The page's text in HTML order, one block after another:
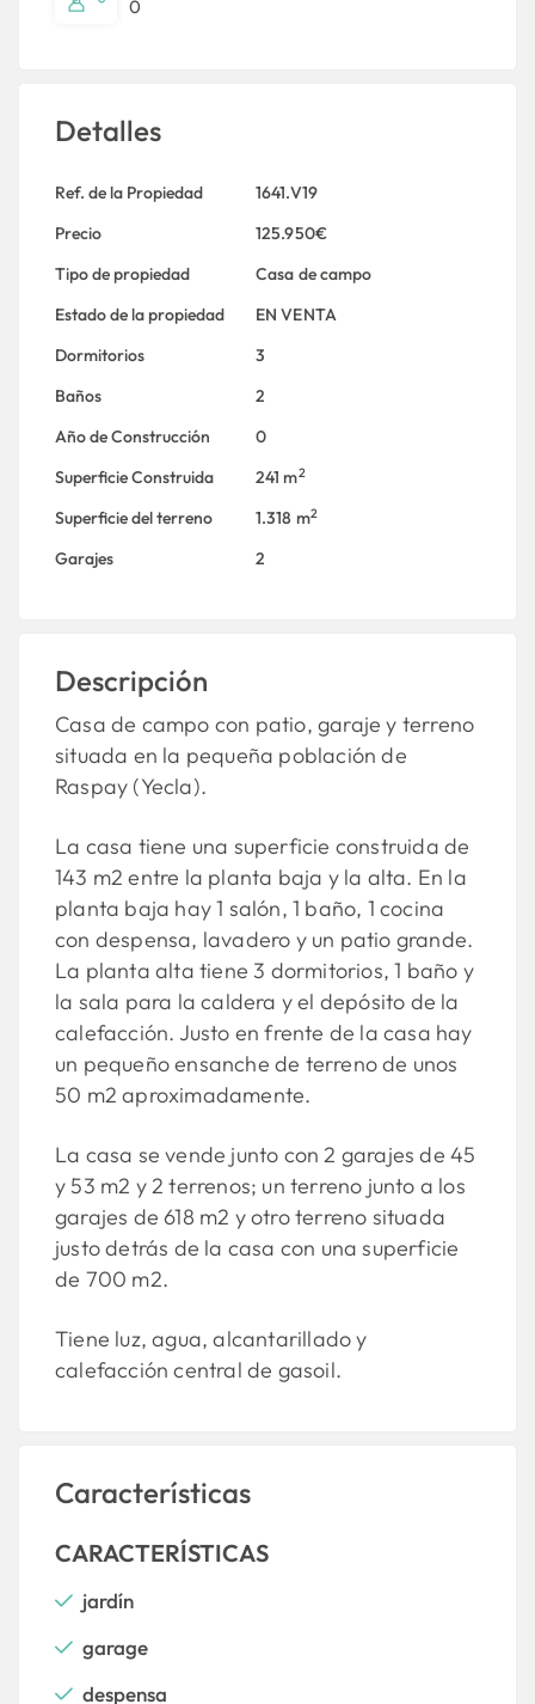
0
Detalles
Ref. de la Propiedad
1641.V19
Precio
125.950€
Tipo de propiedad
Casa de campo
Estado de la propiedad
EN VENTA
Dormitorios
3
Baños
2
Año de Construcción
0
Superficie Construida
241 m2
Superficie del terreno 1.318 m2
Garajes 2
Descripción
Casa de campo con patio, garaje y terreno
situada en la pequeña población de
Raspay (Yecla).
La casa tiene una superficie construida de
143 m2 entre la planta baja y la alta. En la
planta baja hay 1 salón, 1 baño, 1 cocina
con despensa, lavadero y un patio grande.
La planta alta tiene 3 dormitorios, 1 baño y
la sala para la caldera y el depósito de la
calefacción. Justo en frente de la casa hay
un pequeño ensanche de terreno de unos
50 m2 aproximadamente.
La casa se vende junto con 2 garajes de 45
y 53 m2 y 2 terrenos; un terreno junto a los
garajes de 618 m2 y otro terreno situada
justo detrás de la casa con una superficie
de 700 m2.
Tiene luz, agua, alcantarillado y
calefacción central de gasoil.
Características
CARACTERÍSTICAS
jardín
garage
despensa